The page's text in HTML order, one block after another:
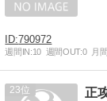
790972
週間IN:10 週間OUT:0 月
23 正